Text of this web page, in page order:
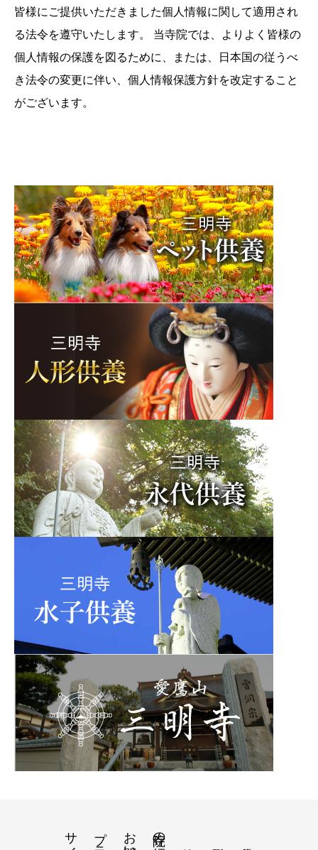
皆様にご提供いただきました個人情報に関して適用され
る法令を遵守いたします。 当寺院では、よりよく皆様の
個人情報の保護を図るために、または、日本国の従うべ
き法令の変更に伴い、個人情報保護方針を改定すること
がございます。
寺院の紹介